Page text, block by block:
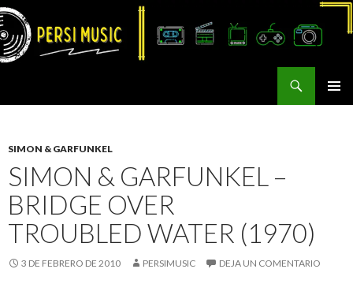
SIMON & GARFUNKEL
SIMON & GARFUNKEL –
BRIDGE OVER
TROUBLED WATER (1970)
3 DE FEBRERO DE 2010 PERSIMUSIC DEJA UN COMENTARIO